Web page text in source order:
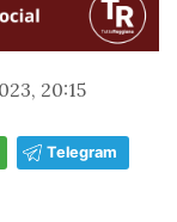
20:15
Telegram